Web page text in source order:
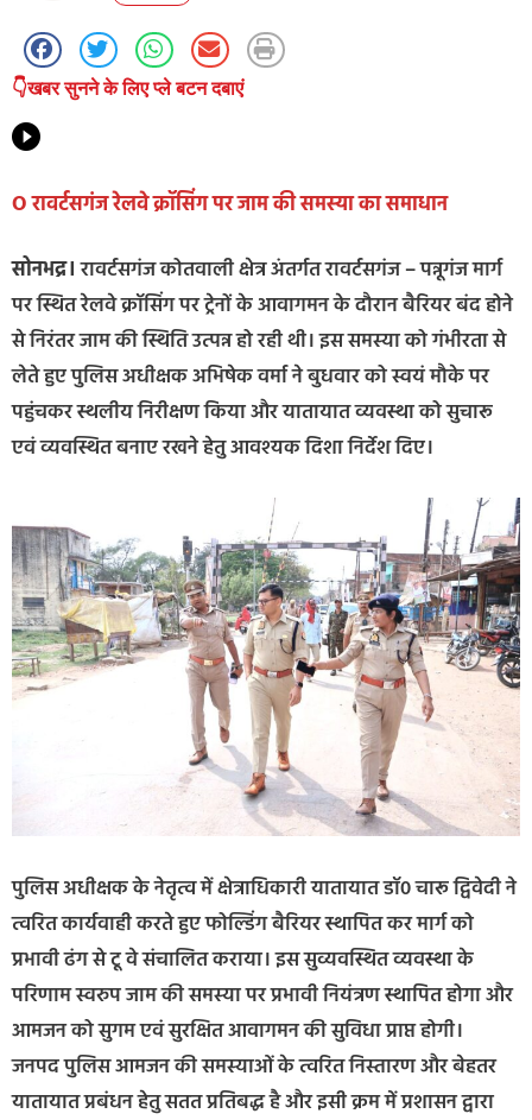
👇खबर सुनने के लिए प्ले बटन दबाएं
O रावर्टसगंज रेलवे क्रॉसिंग पर जाम की समस्या का समाधान
सोनभद्र।रावर्टसगंज कोतवाली क्षेत्र अंतर्गत रावर्टसगंज – पन्नूगंज मार्ग
पर स्थित रेलवे क्रॉसिंग पर ट्रेनों के आवागमन के दौरान बैरियर बंद होने
से निरंतर जाम की स्थिति उत्पन्न हो रही थी। इस समस्या को गंभीरता से
लेते हुए पुलिस अधीक्षक अभिषेक वर्मा ने बुधवार को स्वयं मौके पर
पहुंचकर स्थलीय निरीक्षण किया और यातायात व्यवस्था को सुचारू
एवं व्यवस्थित बनाए रखने हेतु आवश्यक दिशा निर्देश दिए।
पुलिस अधीक्षक के नेतृत्व में क्षेत्राधिकारी यातायात डॉ० चारू द्विवेदी ने
त्वरित कार्यवाही करते हुए फोल्डिंग बैरियर स्थापित कर मार्ग को
प्रभावी ढंग से टू वे संचालित कराया। इस सुव्यवस्थित व्यवस्था के
परिणाम स्वरुप जाम की समस्या पर प्रभावी नियंत्रण स्थापित होगा और
आमजन को सुगम एवं सुरक्षित आवागमन की सुविधा प्राप्त होगी।
जनपद पुलिस आमजन की समस्याओं के त्वरित निस्तारण और बेहतर
यातायात प्रबंधन हेतु सतत प्रतिबद्ध है और इसी क्रम में प्रशासन द्वारा